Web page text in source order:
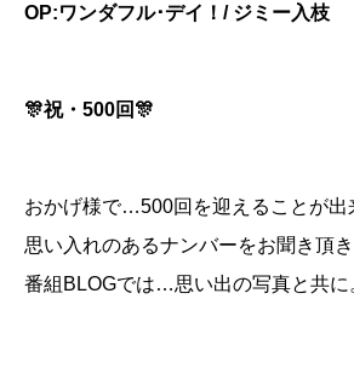
OP:ワンダフル･デイ！ / ジミー入枝
🎊祝・500回🎊
おかげ様で…500回を迎えることが出
思い入れのあるナンバーをお聞き頂き
番組BLOGでは…思い出の写真と共に